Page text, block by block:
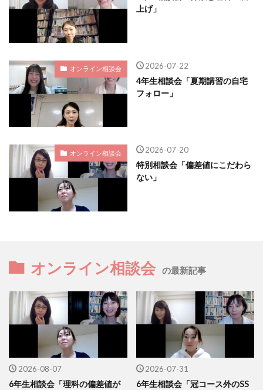
上げ」
オンライン相談会 2026-07-22
4年生相談会「夏期講習の自宅
フォロー」
オンライン相談会 2026-07-20
特別相談会「偏差値にこだわら
ない」
オンライン相談会 の最新記事
2026-08-07
6年生相談会「理科の偏差値が
2026-07-31
6年生相談会「冠コース外のSS